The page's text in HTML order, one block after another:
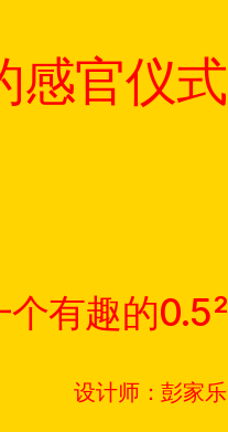
感官仪式
个有趣的0.5²
设计师：彭家乐